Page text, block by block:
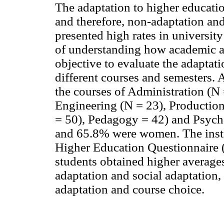
The adaptation to higher
and therefore, non-adaptation
presented high rates in
of understanding how academic
objective to evaluate the
different courses and
the courses of Administration
Engineering (N = 23),
= 50), Pedagogy = 42) and
and 65.8% were women. The
Higher Education Questionnaire
students obtained higher
adaptation and social
adaptation and course choice.